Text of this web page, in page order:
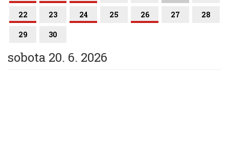
22 23 24 25 26 27 28
29 30
sobota 20. 6. 2026